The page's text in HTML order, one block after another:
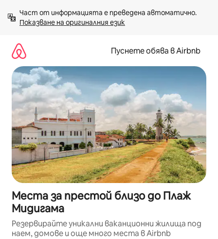
към
съдържанието
Показване на оригиналния език
Пуснете обява в Airbnb
Места за престой близо до Плаж
Мидигама
Резервирайте уникални ваканционни жилища под
наем, домове и още много места в Airbnb